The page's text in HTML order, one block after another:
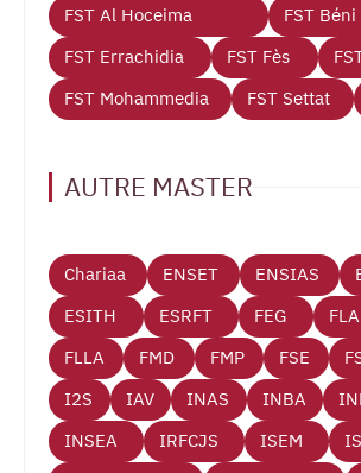
FST Al Hoceima
FST
FST Errachidia
FST Fès
FST Mohammedia
FST Settat
AUTRE MASTER
Chariaa ENSET ENSIAS
ESITH
ESRFT FEG FLA
FLLA
FMD FMP FSE
I2S
IAV INAS INBA
INSEA
IRFCJS ISEM